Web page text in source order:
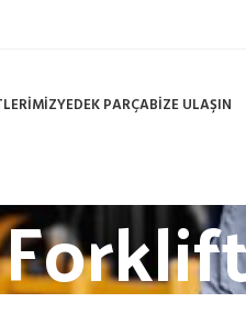
YEDEK PARÇABİZE ULAŞIN